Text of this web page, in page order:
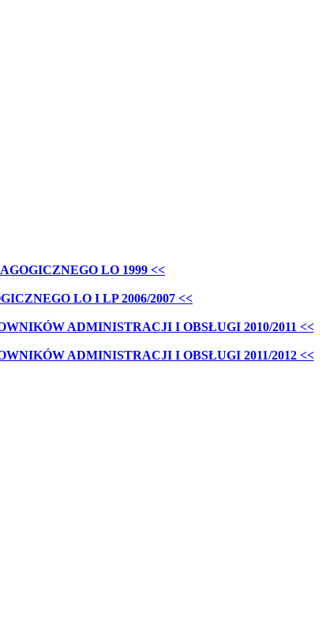
LO 1999 <<
LO I LP 2006/2007 <<
ADMINISTRACJI I OBSŁUGI 2010/2011 <<
ADMINISTRACJI I OBSŁUGI 2011/2012 <<